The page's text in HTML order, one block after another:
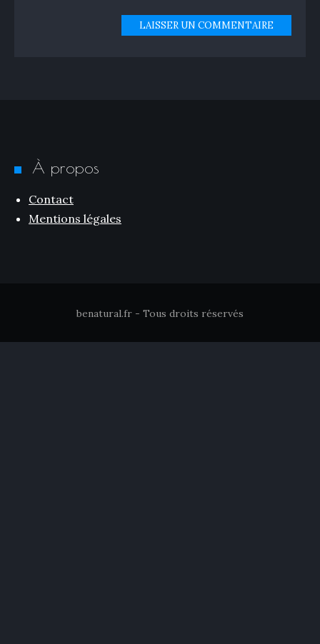
LAISSER UN COMMENTAIRE
À propos
Contact
Mentions légales
benatural.fr - Tous droits réservés